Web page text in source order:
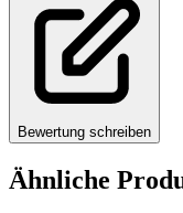
Bewertung schreiben
Ähnliche